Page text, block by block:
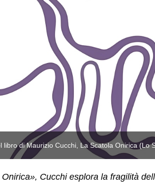
libro di Maurizio Cucchi, La Scatola Onirica (Lo
Cucchi esplora la fragilità